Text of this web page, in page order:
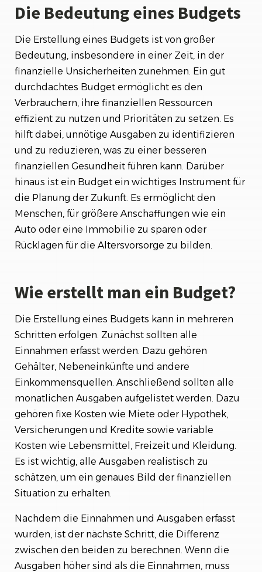
Die Bedeutung eines Budgets
Die Erstellung eines Budgets ist von großer
Bedeutung, insbesondere in einer Zeit, in der
finanzielle Unsicherheiten zunehmen. Ein gut
durchdachtes Budget ermöglicht es den
Verbrauchern, ihre finanziellen Ressourcen
effizient zu nutzen und Prioritäten zu setzen. Es
hilft dabei, unnötige Ausgaben zu identifizieren
und zu reduzieren, was zu einer besseren
finanziellen Gesundheit führen kann. Darüber
hinaus ist ein Budget ein wichtiges Instrument für
die Planung der Zukunft. Es ermöglicht den
Menschen, für größere Anschaffungen wie ein
Auto oder eine Immobilie zu sparen oder
Rücklagen für die Altersvorsorge zu bilden.
Wie erstellt man ein Budget?
Die Erstellung eines Budgets kann in mehreren
Schritten erfolgen. Zunächst sollten alle
Einnahmen erfasst werden. Dazu gehören
Gehälter, Nebeneinkünfte und andere
Einkommensquellen. Anschließend sollten alle
monatlichen Ausgaben aufgelistet werden. Dazu
gehören fixe Kosten wie Miete oder Hypothek,
Versicherungen und Kredite sowie variable
Kosten wie Lebensmittel, Freizeit und Kleidung.
Es ist wichtig, alle Ausgaben realistisch zu
schätzen, um ein genaues Bild der finanziellen
Situation zu erhalten.
Nachdem die Einnahmen und Ausgaben erfasst
wurden, ist der nächste Schritt, die Differenz
zwischen den beiden zu berechnen. Wenn die
Ausgaben höher sind als die Einnahmen, muss